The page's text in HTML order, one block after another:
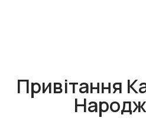
Привітання